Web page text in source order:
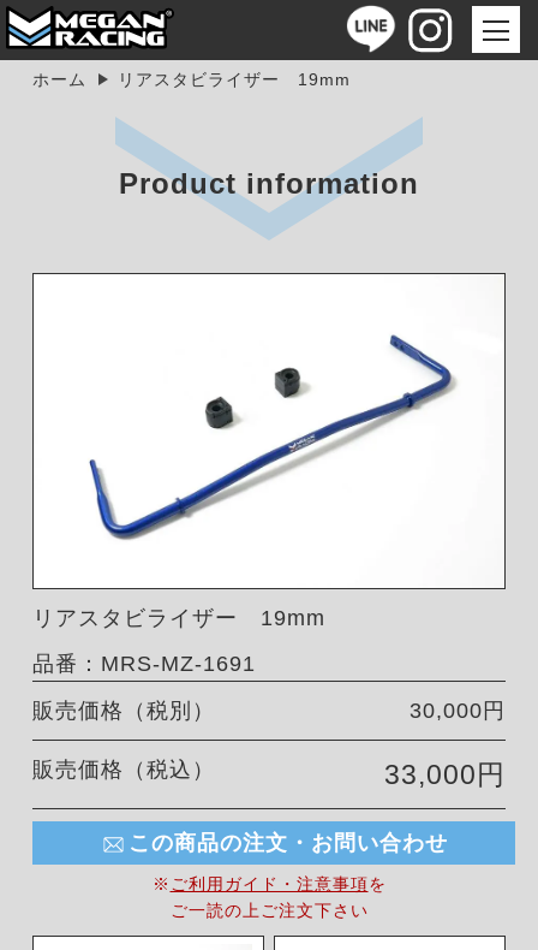
ホーム リアスタビライザー 19mm
Product information
リアスタビライザー 19mm
品番：MRS-MZ-1691
販売価格（税別）
30,000円
販売価格（税込） 33,000円
この商品の注文・お問い合わせ
※ ご利用ガイド・注意事項を
ご一読の上ご注文下さい